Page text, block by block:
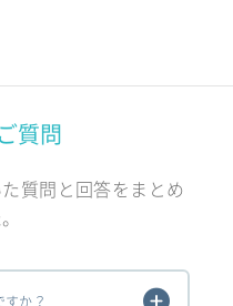
質問
質問と回答をまとめ
すか？